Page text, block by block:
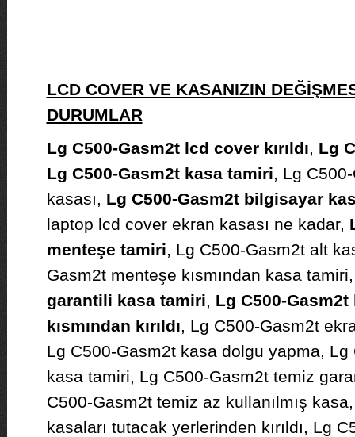
LCD COVER VE KASANIZIN
DURUMLAR
Lg C500-Gasm2t lcd cover kırıldı, Lg
Lg C500-Gasm2t kasa tamiri, Lg
kasası, Lg C500-Gasm2t bilgisayar
laptop lcd cover ekran kasası ne kadar,
menteşe tamiri, Lg C500-Gasm2t alt
Gasm2t menteşe kısmından kasa
garantili kasa tamiri, Lg C500-Gasm2t
kısmından kırıldı, Lg C500-Gasm2t
Lg C500-Gasm2t kasa dolgu yapma,
kasa tamiri, Lg C500-Gasm2t temiz
C500-Gasm2t temiz az kullanılmış
kasaları tutacak yerlerinden kırıldı, Lg